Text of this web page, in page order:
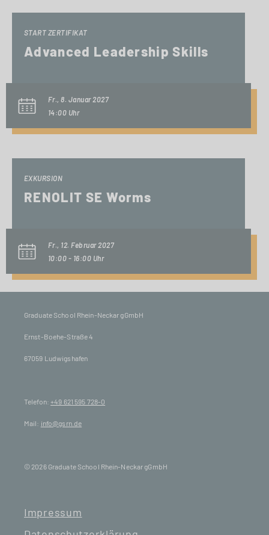
START ZERTIFIKAT
Advanced Leadership Skills
Fr., 8. Januar 2027
14:00 Uhr
EXKURSION
RENOLIT SE Worms
Fr., 12. Februar 2027
10:00 - 16:00 Uhr
Graduate School Rhein-Neckar gGmbH
Ernst-Boehe-Straße 4
67059 Ludwigshafen
Telefon:+49 621 595 728-0
Mail: info@gsrn.de
© 2026 Graduate School Rhein-Neckar gGmbH
Impressum